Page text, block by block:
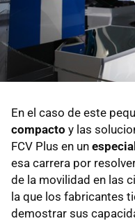
En el caso de este
compacto y las
FCV Plus en un
esa carrera por
de la movilidad en las
la que los fabricantes
demostrar sus